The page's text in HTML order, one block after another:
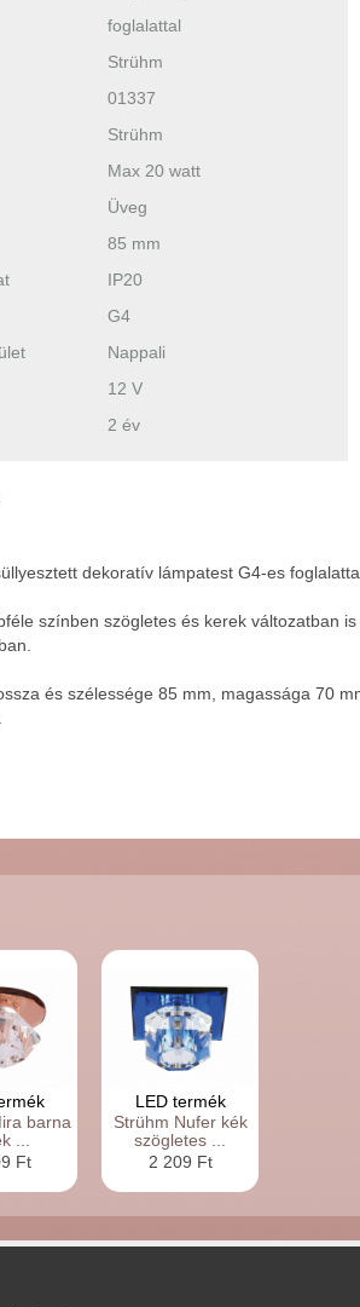
foglalattal
Strühm
01337
Strühm
Max 20 watt
Üveg
85 mm
IP20
G4
Nappali
12 V
2 év
dekoratív lámpatest G4-es
színben szögletes és kerek változatban
és szélessége 85 mm, magassága 70
barna
...
Ft
LED termék
Strühm Nufer kék
szögletes ...
2 209 Ft